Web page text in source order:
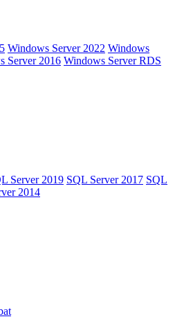
Windows Server 2022 Windows
Server 2016 Windows Server RDS
Server 2019 SQL Server 2017 SQL
2014